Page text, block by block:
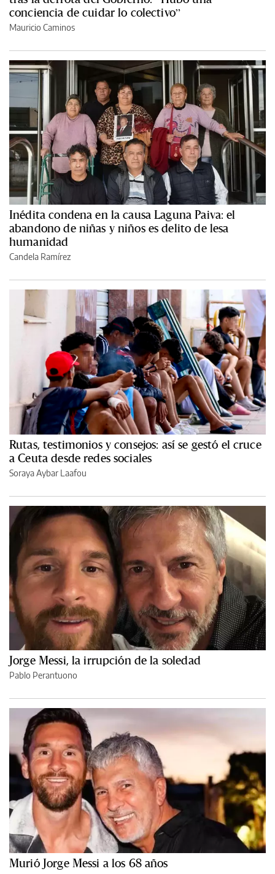
conciencia de cuidar lo colectivo”
Mauricio Caminos
Inédita condena en la causa Laguna Paiva: el
abandono de niñas y niños es delito de lesa
humanidad
Candela Ramírez
Rutas, testimonios y consejos: así se gestó el cruce
a Ceuta desde redes sociales
Soraya Aybar Laafou
Jorge Messi, la irrupción de la soledad
Pablo Perantuono
Murió Jorge Messi a los 68 años